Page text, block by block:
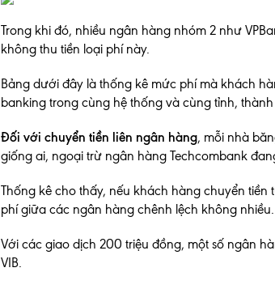
Trong khi đó, nhiều ngân hàng nhóm 2 như
không thu tiền loại phí này.
Bảng dưới đây là thống kê mức phí mà khách
banking trong cùng hệ thống và cùng tỉnh,
Đối với chuyển tiền liên ngân hàng, mỗi nhà
giống ai, ngoại trừ ngân hàng Techcombank
Thống kê cho thấy, nếu khách hàng chuyển
phí giữa các ngân hàng chênh lệch không nhiều.
Với các giao dịch 200 triệu đồng, một số ngân
VIB.